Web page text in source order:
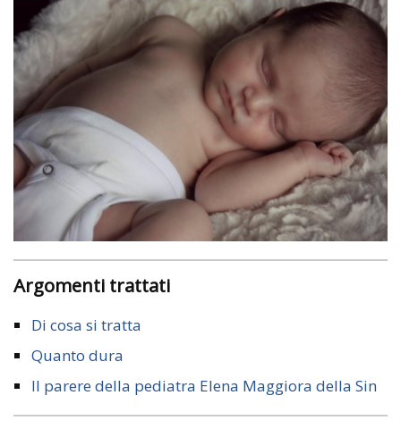
Argomenti trattati
Di cosa si tratta
Quanto dura
Il parere della pediatra Elena Maggiora della Sin